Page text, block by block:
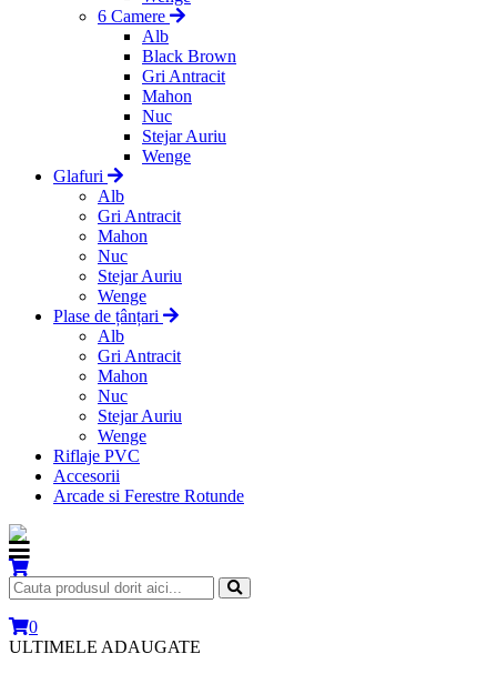
6 Camere
Alb
Black Brown
Gri Antracit
Mahon
Nuc
Stejar Auriu
Wenge
Glafuri
Alb
Gri Antracit
Mahon
Nuc
Stejar Auriu
Wenge
Plase de țânțari
Alb
Gri Antracit
Mahon
Nuc
Stejar Auriu
Wenge
Riflaje PVC
Accesorii
Arcade si Ferestre Rotunde
0
ULTIMELE ADAUGATE